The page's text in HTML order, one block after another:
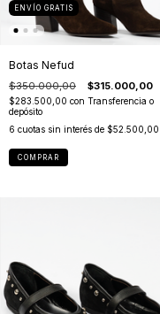
ENVÍO GRATIS
Botas Nefud
$350.000,00 $315.000,00
$283.500,00 con Transferencia o
depósito
6 cuotas sin interés de $52.500,00
COMPRAR